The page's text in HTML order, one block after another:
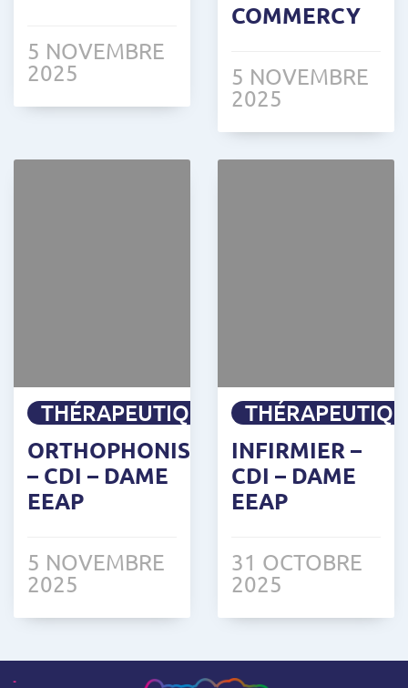
5 NOVEMBRE
2025
COMMERCY
5 NOVEMBRE
2025
THÉRAPEUTIQUE
ORTHOPHONISTE
– CDI – DAME
EEAP
5 NOVEMBRE
2025
INFIRMIER –
CDI – DAME
EEAP
31 OCTOBRE
2025